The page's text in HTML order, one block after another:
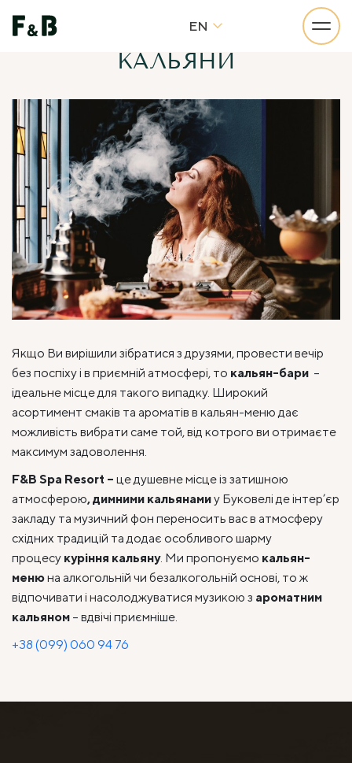
EN
КАЛЬЯНИ
Якщо Ви вирішили зібратися з друзями, провести вечір
без поспіху і в приємній атмосфері, то кальян-бари –
ідеальне місце для такого випадку. Широкий
асортимент смаків та ароматів в кальян-меню дає
можливість вибрати саме той, від котрого ви отримаєте
максимум задоволення.
F&B Spa Resort – це душевне місце із затишною
атмосферою, димними кальянамиу Буковелі де інтер’єр
закладу та музичний фон переносить вас в атмосферу
східних традицій та додає особливого шарму
процесу куріння кальяну. Ми пропонуємо кальян-
менюна алкогольній чи безалкогольній основі, то ж
відпочивати і насолоджуватися музикою з ароматним
кальяном – вдвічі приємніше.
+38 (099) 060 94 76